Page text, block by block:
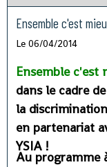
Ensemble c'est
Le 06/04/2014
Ensemble c'est
dans le cadre
la
en partenariat
YSIA !
Au programme